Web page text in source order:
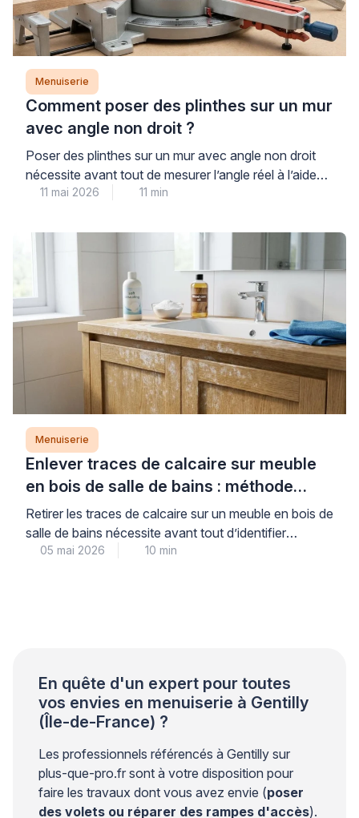
Menuiserie
Comment poser des plinthes sur un mur
avec angle non droit ?
Poser des plinthes sur un mur avec angle non droit
nécessite avant tout de mesurer l’angle réel à l’aide
d’une fausse équerre ou d’un rapporteur numérique,
les angles de coupe de chaque plinthe. Cette
opération technique, fréquente en cage d’escalier ou
sur murs obliques, demande méthode […]
11 mai 2026 11 min
Menuiserie
Enlever traces de calcaire sur meuble
en bois de salle de bains : méthode
professionnelle
Retirer les traces de calcaire sur un meuble en bois de
salle de bains nécessite avant tout d’identifier
correctement le type de finition pour éviter toute
05 mai 2026 10 min
En quête d'un expert pour toutes
vos envies en menuiserie à Gentilly
(Île-de-France) ?
Les professionnels référencés à Gentilly sur
plus-que-pro.fr sont à votre disposition pour
faire les travaux dont vous avez envie (poser
des volets ou réparer des rampes d'accès).